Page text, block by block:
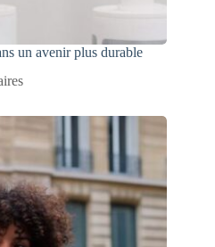
un avenir plus durable